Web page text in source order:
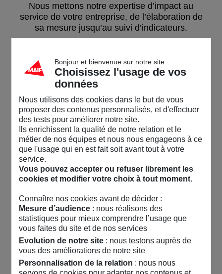
Nous mettons notre expertise d’impact au
service de votre entreprise, de l’élaboration de
sa mesure jusqu’au suivi d’indicateurs.
Renforcer votre organisation
Nous mettons à la disposition des entrepreneurs
notre expertise technique, stratégique et
organisationnelle.
Rejoindre un écosystème porteur
Nous favorisons les échanges entre les
participations au sein de notre portefeuille et
également au sein de notre vaste réseau de
partenaires.
Bonjour et bienvenue sur notre site
Choisissez l'usage de vos
données
Nous utilisons des cookies dans le but de vous
proposer des contenus personnalisés, et d'effectuer
des tests pour améliorer notre site.
Ils enrichissent la qualité de notre relation et le
métier de nos équipes et nous nous engageons à ce
que l'usage qui en est fait soit avant tout à votre
service.
Vous pouvez accepter ou refuser librement les
cookies et modifier votre choix à tout moment.
Connaître nos cookies avant de décider :
Mesure d’audience: nous réalisons des
statistiques pour mieux comprendre l’usage que
vous faites du site et de nos services
Evolution de notre site: nous testons auprès de
vous des améliorations de notre site
Personnalisation de la relation : nous nous